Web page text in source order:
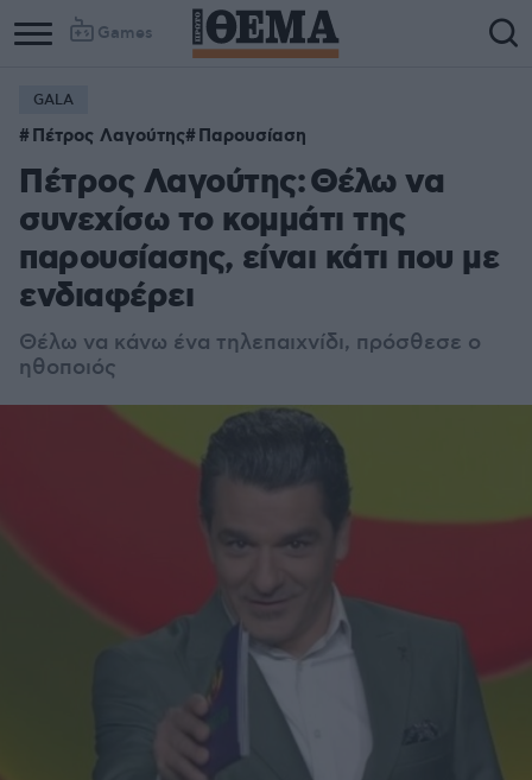
Games
GALA
Πέτρος Λαγούτης Παρουσίαση
Πέτρος Λαγούτης: Θέλω να
συνεχίσω το κομμάτι της
παρουσίασης, είναι κάτι που με
ενδιαφέρει
Θέλω να κάνω ένα τηλεπαιχνίδι, πρόσθεσε ο
ηθοποιός